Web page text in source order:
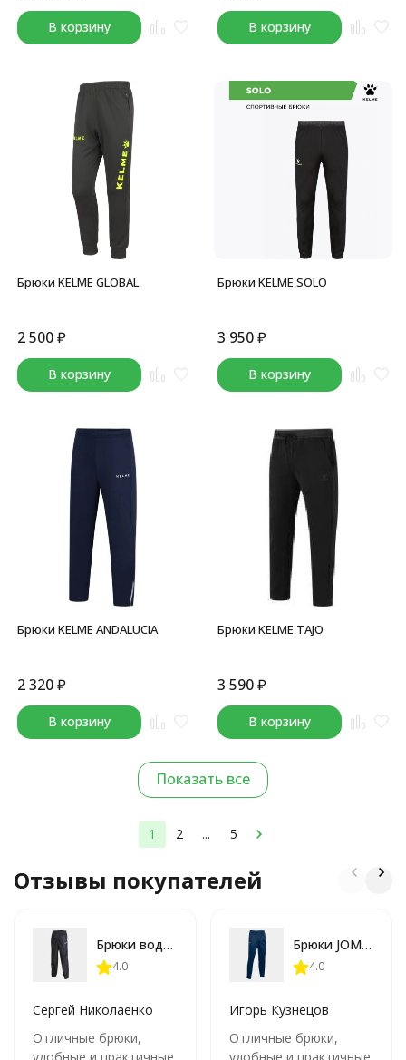
В корзину В корзину
Брюки KELME GLOBAL
2 500₽
В корзину
Брюки KELME SOLO
3 950₽
В корзину
Брюки KELME ANDALUCIA
2 320₽
В корзину
Брюки KELME TAJO
3 590₽
В корзину
Показать все
1 2 ... 5
Отзывы покупателей
Брюки водонепроницаемые JOMA LEEDS
4.0
Сергей Николаенко
Отличные брюки,
Брюки JOMA STAFF
4.0
Игорь Кузнецов
Отличные брюки,